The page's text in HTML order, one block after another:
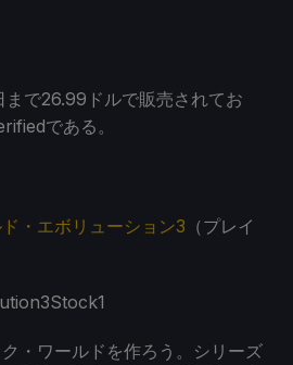
まで26.99ドルで販売されてお
である。
・エボリューション3 （プレイ
・ワールドを作ろう。シリーズ